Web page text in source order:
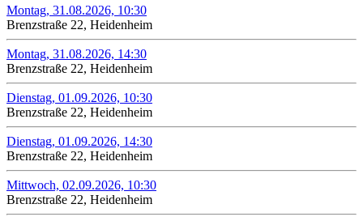
Montag, 31.08.2026, 10:30
Brenzstraße 22, Heidenheim
Montag, 31.08.2026, 14:30
Brenzstraße 22, Heidenheim
Dienstag, 01.09.2026, 10:30
Brenzstraße 22, Heidenheim
Dienstag, 01.09.2026, 14:30
Brenzstraße 22, Heidenheim
Mittwoch, 02.09.2026, 10:30
Brenzstraße 22, Heidenheim